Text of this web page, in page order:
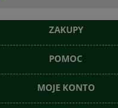
ZAKUPY
POMOC
MOJE KONTO